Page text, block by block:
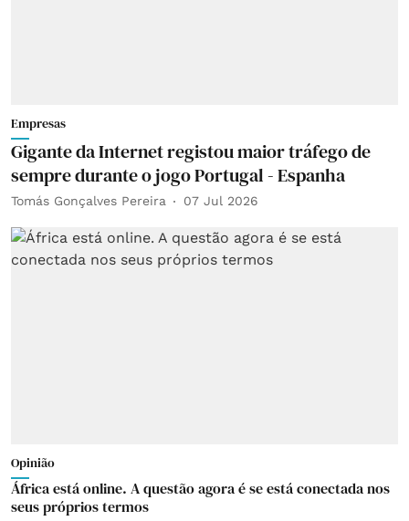
Empresas
Gigante da Internet registou maior tráfego de
sempre durante o jogo Portugal - Espanha
Tomás Gonçalves Pereira 07 Jul 2026
Opinião
África está online. A questão agora é se está conectada nos
seus próprios termos